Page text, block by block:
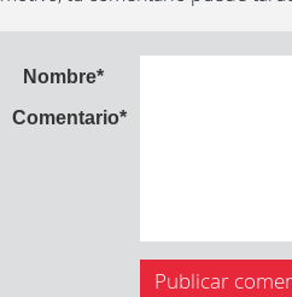
Nombre*
Comentario*